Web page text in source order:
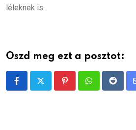
léleknek is.
Oszd meg ezt a posztot:
PinterestWhatsappReddit